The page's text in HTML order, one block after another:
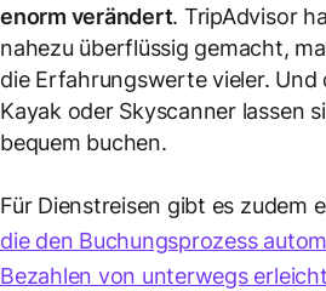
enorm verändert. TripAdvisor
nahezu überflüssig gemacht,
die Erfahrungswerte vieler.
Kayak oder Skyscanner lassen
bequem buchen.
Für Dienstreisen gibt es zudem
die den Buchungsprozess
Bezahlen von unterwegs